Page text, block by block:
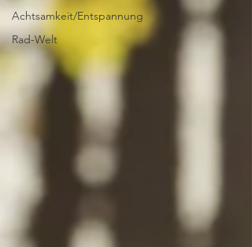
Achtsamkeit/Entspannung
Rad-Welt